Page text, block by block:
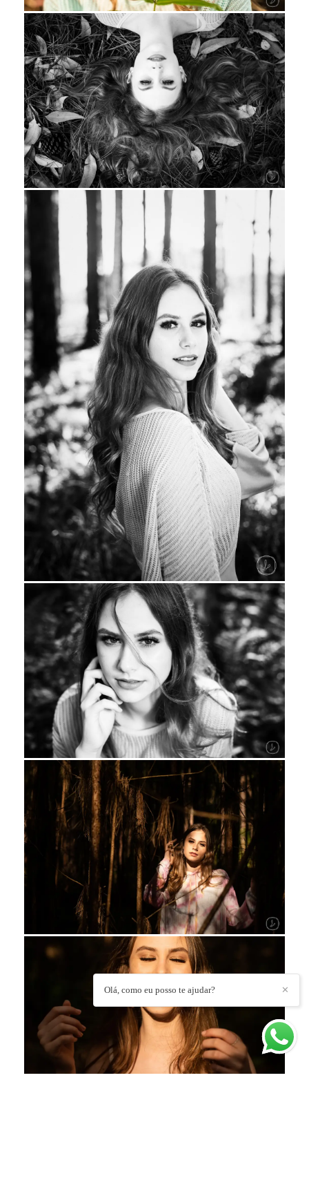
✕
Olá, como eu posso te ajudar?